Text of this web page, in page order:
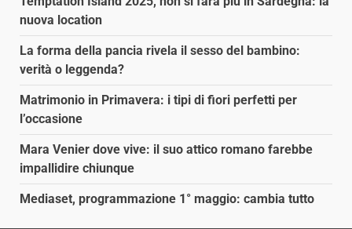
nuova location
La forma della pancia rivela il sesso del bambino:
verità o leggenda?
Matrimonio in Primavera: i tipi di fiori perfetti per
l’occasione
Mara Venier dove vive: il suo attico romano farebbe
impallidire chiunque
Mediaset, programmazione 1° maggio: cambia tutto